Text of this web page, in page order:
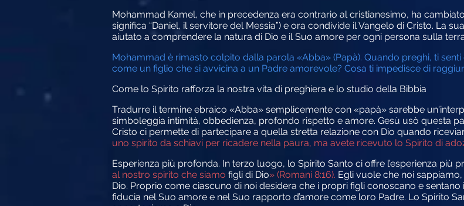
Mohammad Kamel, che in precedenza era contrario al cristianesimo, ha
significa “Daniel, il servitore del Messia”) e ora condivide il Vangelo di Cristo. La
aiutato a comprendere la natura di Dio e il Suo amore per ogni persona sulla
Mohammad è rimasto colpito dalla parola «Abba» (Papà). Quando preghi, ti
come un figlio che si avvicina a un Padre amorevole? Cosa ti impedisce di
Come lo Spirito rafforza la nostra vita di preghiera e lo studio della Bibbia
Tradurre il termine ebraico «Abba» semplicemente con «papà» sarebbe
simboleggia intimità, obbedienza, profondo rispetto e amore. Gesù usò questa
Cristo ci permette di partecipare a quella stretta relazione con Dio quando
uno spirito da schiavi per ricadere nella paura, ma avete ricevuto lo Spirito di
Esperienza più profonda. In terzo luogo, lo Spirito Santo ci offre l’esperienza più
al nostro spirito che siamo figli di Dio» (Romani 8:16). Egli vuole che noi
Dio. Proprio come ciascuno di noi desidera che i propri figli conoscano e
fiducia nel Suo amore e nel Suo rapporto d’amore come loro Padre. Lo Spirito